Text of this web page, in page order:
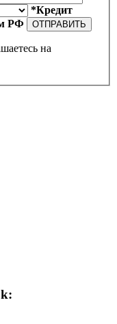
*Кредит
РФ
ОТПРАВИТЬ
на